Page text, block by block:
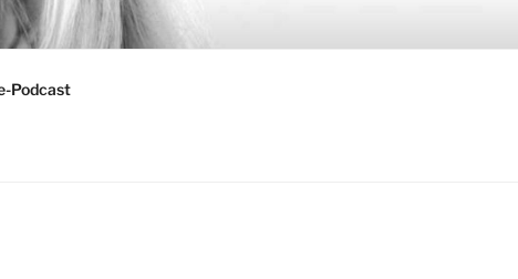
Podcast